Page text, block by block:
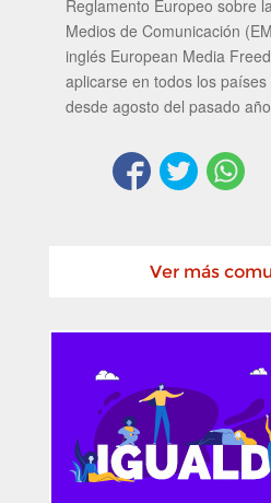
Reglamento Europeo sobre
Medios de Comunicación
inglés European Media
aplicarse en todos los
desde agosto del pasado
Ver más